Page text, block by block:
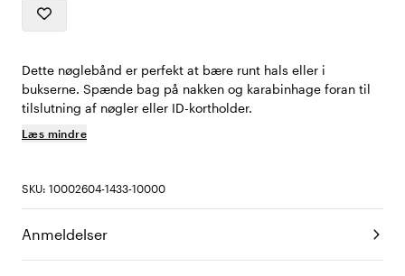
Dette nøglebånd er perfekt at bære runt hals eller i
bukserne. Spænde bag på nakken og karabinhage foran til
tilslutning af nøgler eller ID-kortholder.
Læs mindre
SKU: 10002604-1433-10000
Anmeldelser